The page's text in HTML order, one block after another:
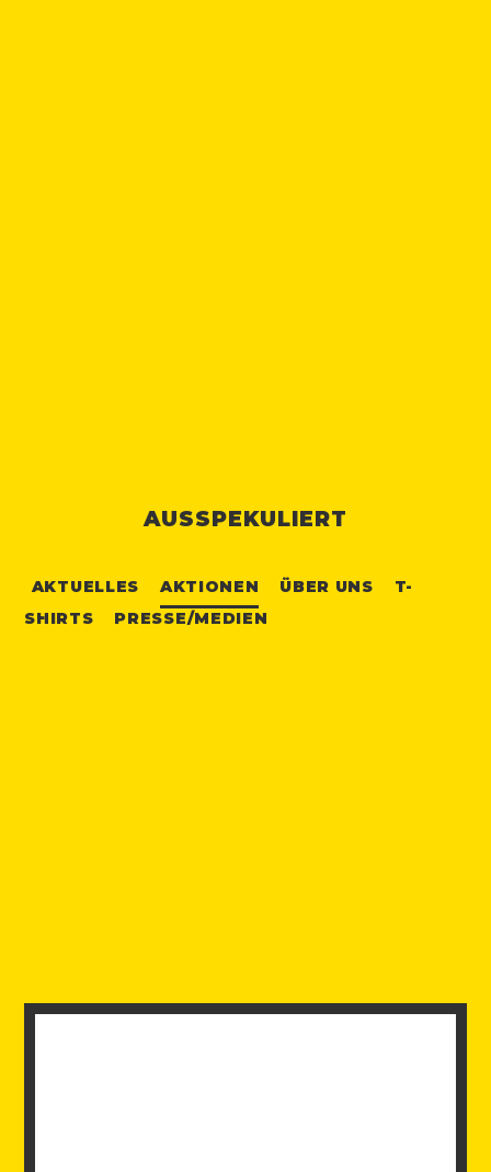
AUSSPEKULIERT
AKTUELLES AKTIONEN ÜBER UNS
T-
SHIRTS
PRESSE/MEDIEN